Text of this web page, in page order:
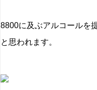
8800に及ぶアルコールを
と思われます。